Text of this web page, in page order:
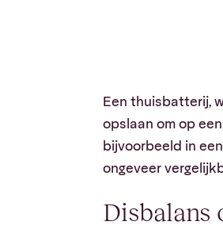
Een thuisbatterij,
opslaan om op
bijvoorbeeld in
ongeveer
Disbalans